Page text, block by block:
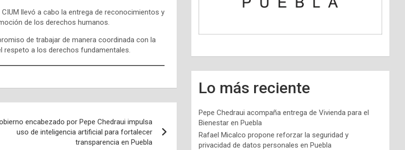
llevó a cabo la entrega de reconocimientos y
de los derechos humanos.
de trabajar de manera coordinada con la
respeto a los derechos fundamentales.
encabezado por Pepe Chedraui impulsa
uso de inteligencia artificial para fortalecer
transparencia en Puebla
Lo más reciente
Pepe Chedraui acompaña entrega de Vivienda para el
Bienestar en Puebla
Rafael Micalco propone reforzar la seguridad y
privacidad de datos personales en Puebla